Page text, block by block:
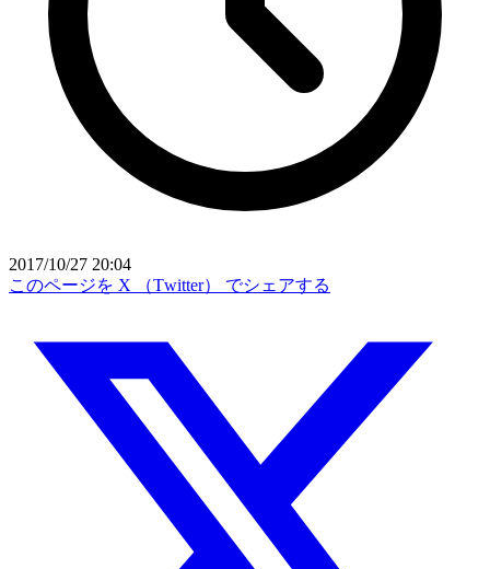
2017/10/27 20:04
このページを X （Twitter） でシェアする